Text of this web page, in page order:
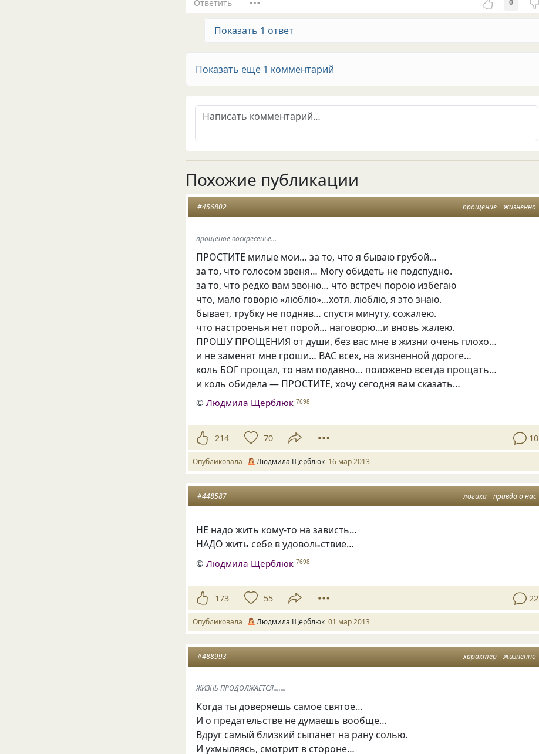
Ответить 0
Показать 1 ответ
Показать еще 1 комментарий
Похожие публикации
прощение жизненно
#456802
прощеное воскресенье...
ПРОСТИТЕ милые мои… за то, что я бываю грубой…
за то, что голосом звеня… Могу обидеть не подспудно.
за то, что редко вам звоню… что встреч порою избегаю
что, мало говорю «люблю»…хотя. люблю, я это знаю.
бывает, трубку не подняв… спустя минуту, сожалею.
что настроенья нет порой… наговорю…и вновь жалею.
ПРОШУ ПРОЩЕНИЯ от души, без вас мне в жизни очень плохо…
и не заменят мне гроши… ВАС всех, на жизненной дороге…
коль БОГ прощал, то нам подавно… положено всегда прощать…
и коль обидела — ПРОСТИТЕ, хочу сегодня вам сказать…
©Людмила Щерблюк 7698
214 70 10
Опубликовала Людмила Щерблюк 16 мар 2013
логика правда о нас
#448587
НЕ надо жить кому-то на зависть…
НАДО жить себе в удовольствие…
©Людмила Щерблюк 7698
173 55 22
Опубликовала Людмила Щерблюк 01 мар 2013
характер жизненно
#488993
ЖИЗНЬ ПРОДОЛЖАЕТСЯ.......
Когда ты доверяешь самое святое…
И о предательстве не думаешь вообще…
Вдруг самый близкий сыпанет на рану солью.
И ухмыляясь, смотрит в стороне…